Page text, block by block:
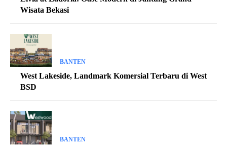
Wisata Bekasi
BANTEN
West Lakeside, Landmark Komersial Terbaru di West
BSD
BANTEN